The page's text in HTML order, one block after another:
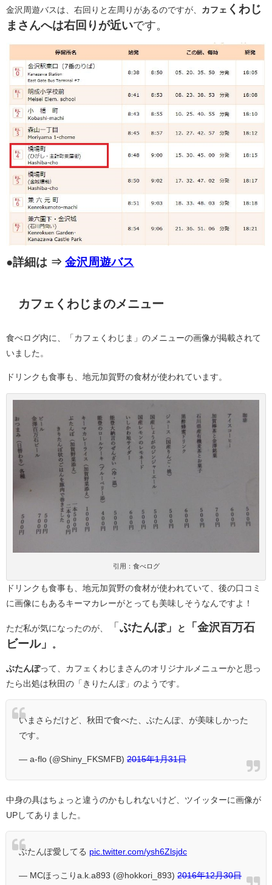
金沢周遊バスは、右回りと左周りがあるのですが、 カフェ くわじ
まさんへは右回りが近いです。
●詳細は ⇒ 金沢周遊バス
カフェくわじまのメニュー
食べログ内に、「カフェくわじま」のメニューの画像が掲載されて
いました。
ドリンクも食事も、地元加賀野の食材が使われています。
引用：食べログ
ドリンクも食事も、地元加賀野の食材が使われていて、後の口コミ
に画像にもあるキーマカレーがとっても美味しそうなんですよ！
ただ私が気になったのが、 「 ぶたんぽ」 と
「金沢百万石
ビール」
。
ぶたんぽって、カフェくわじまさんのオリジナルメニューかと思っ
たら出処は秋田の「きりたんぽ」のようです。
いまさらだけど、秋田で食べた、ぶたんぽ、が美味しかった
です。
— a-flo (@Shiny_FKSMFB) 2015年1月31日
中身の具はちょっと違うのかもしれないけど、ツイッターに画像が
UPしてありました。
ぶたんぽ愛してる pic.twitter.com/ysh6Zlsjdc
— MCほっこりa.k.a893 (@hokkori_893) 2016年12月30日